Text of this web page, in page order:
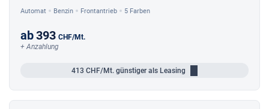
Automat Benzin Frontantrieb 5 Farben
ab393 CHF/Mt.
+ Anzahlung
413 CHF/Mt. günstiger als Leasing